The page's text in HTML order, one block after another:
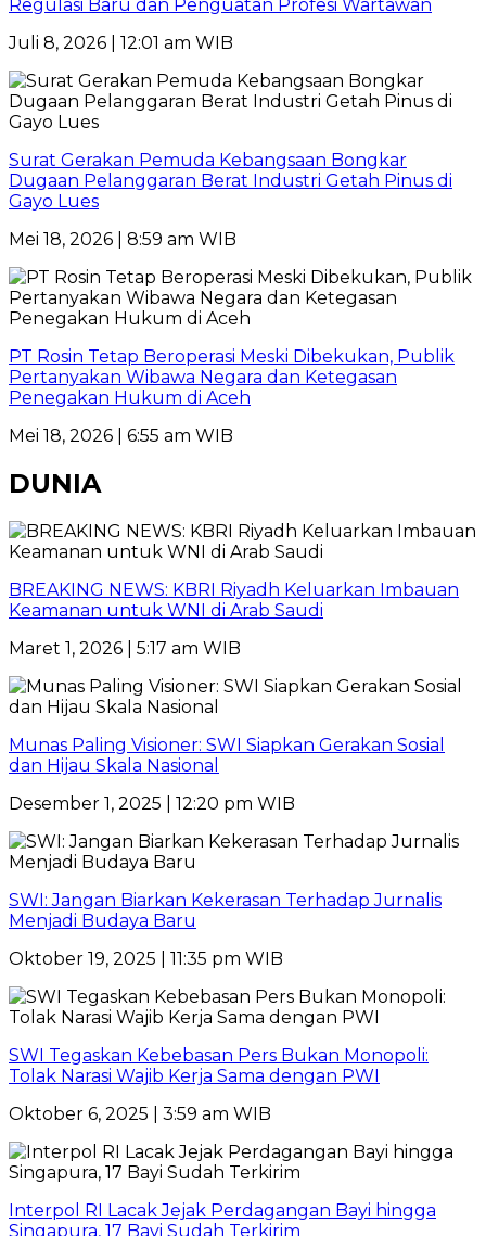
Regulasi Baru dan Penguatan Profesi Wartawan
Juli 8, 2026 | 12:01 am WIB
Surat Gerakan Pemuda Kebangsaan Bongkar
Dugaan Pelanggaran Berat Industri Getah Pinus di
Gayo Lues
Mei 18, 2026 | 8:59 am WIB
PT Rosin Tetap Beroperasi Meski Dibekukan, Publik
Pertanyakan Wibawa Negara dan Ketegasan
Penegakan Hukum di Aceh
Mei 18, 2026 | 6:55 am WIB
DUNIA
BREAKING NEWS: KBRI Riyadh Keluarkan Imbauan
Keamanan untuk WNI di Arab Saudi
Maret 1, 2026 | 5:17 am WIB
Munas Paling Visioner: SWI Siapkan Gerakan Sosial
dan Hijau Skala Nasional
Desember 1, 2025 | 12:20 pm WIB
SWI: Jangan Biarkan Kekerasan Terhadap Jurnalis
Menjadi Budaya Baru
Oktober 19, 2025 | 11:35 pm WIB
SWI Tegaskan Kebebasan Pers Bukan Monopoli:
Tolak Narasi Wajib Kerja Sama dengan PWI
Oktober 6, 2025 | 3:59 am WIB
Interpol RI Lacak Jejak Perdagangan Bayi hingga
Singapura, 17 Bayi Sudah Terkirim